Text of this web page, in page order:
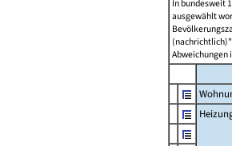
In bundesweit
ausgewählt
Abweichungen